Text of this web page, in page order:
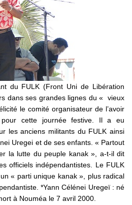
du FULK (Front Uni de Libération
dans ses grandes lignes du « vieux
le comité organisateur de l’avoir
cette journée festive. Il a eu
les anciens militants du FULK ainsi
Uregei et de ses enfants. « Partout
la lutte du peuple kanak », a-t-il dit
officiels indépendantistes. Le FULK
« parti unique kanak », plus radical
*Yann Célénei Uregeï : né
à Nouméa le 7 avril 2000.